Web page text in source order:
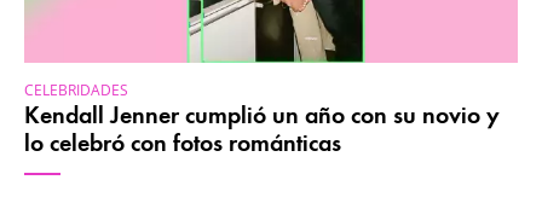
CELEBRIDADES
Kendall Jenner cumplió un año con su novio y
lo celebró con fotos románticas